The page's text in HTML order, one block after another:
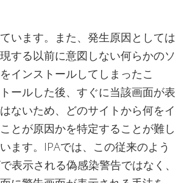
います。また、発生原因としては
する以前に意図しない何らかのソ
インストールしてしまったこ
ールした後、すぐに当該画面が表
ないため、どのサイトから何をイ
とが原因かを特定することが難し
ます。IPAでは、この従来のよう
表示される偽感染警告ではなく、